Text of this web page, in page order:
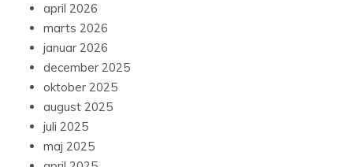
april 2026
marts 2026
januar 2026
december 2025
oktober 2025
august 2025
juli 2025
maj 2025